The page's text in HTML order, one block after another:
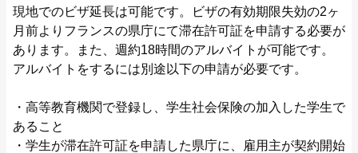
現地でのビザ延長は可能です。ビザの有効期限失効の2ヶ
月前よりフランスの県庁にて滞在許可証を申請する必要が
あります。また、週約18時間のアルバイトが可能です。
アルバイトをするには別途以下の申請が必要です。
・高等教育機関で登録し、学生社会保険の加入した学生で
あること
・学生が滞在許可証を申請した県庁に、雇用主が契約開始